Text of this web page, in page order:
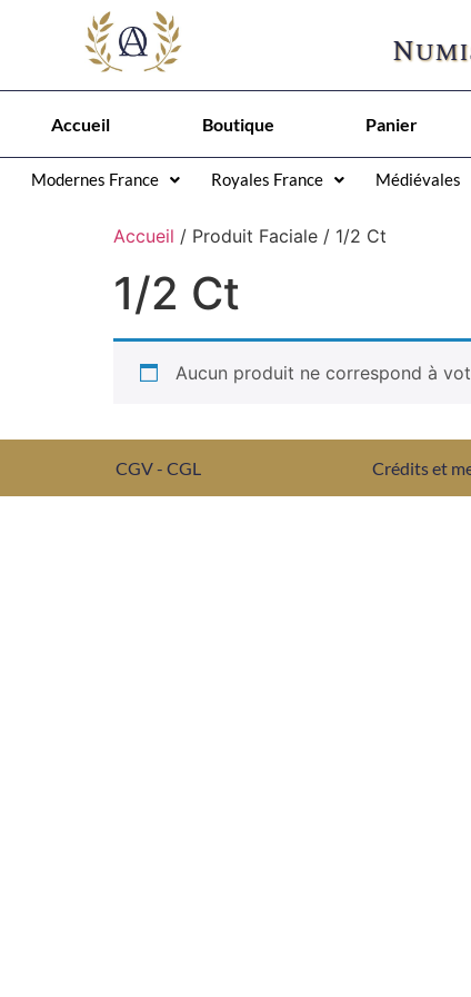
Accueil Boutique Panier
Modernes France Royales France Médiévales
Accueil / Produit Faciale / 1/2 Ct
1/2 Ct
Aucun produit ne correspond à
CGV - CGL Crédits et